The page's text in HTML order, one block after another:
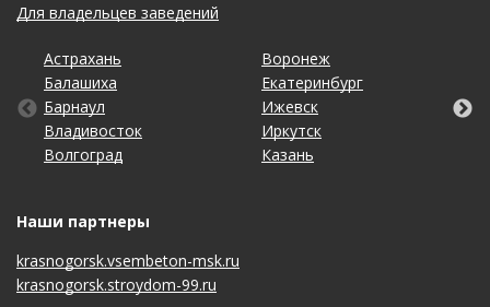
Для владельцев заведений
Астрахань
Балашиха
Барнаул
Владивосток
Волгоград
Воронеж
Екатеринбург
Ижевск
Иркутск
Казань
Калининград
Кемерово
Киров
Краснодар
Красноярск
Липецк
Махачкала
Москва
Набережные Челны
Нижний Новгород
Новосибирск
Омск
Оренбург
Пенза
Пермь
Ростов-на-Дону
Рязань
Самара
Санкт-Петербург
Саратов
Ставрополь
Тольятти
Томск
Тула
Тюмень
Ульяновск
Уфа
Хабаровск
Чебоксары
Челябинск
Ярославль
Наши партнеры
krasnogorsk.vsembeton-msk.ru
krasnogorsk.stroydom-99.ru